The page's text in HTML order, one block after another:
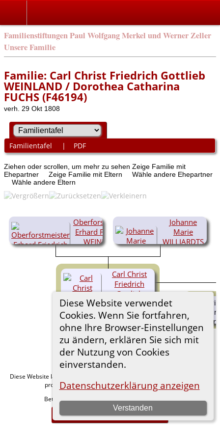
Familienstiftungen Paul Wolfgang Merkel und Werner Zeller
Unsere Familie
Diese Website verwendet
Cookies. Wenn Sie fortfahren,
ohne Ihre Browser-Einstellungen
zu ändern, erklären Sie sich mit
der Nutzung von Cookies
einverstanden.
Datenschutzerklärung anzeigen
Verstanden
Familie: Carl Christ Friedrich Gottlieb
WEINLAND / Dorothea Catharina
FUCHS (F46194)
verh. 29 Okt 1808
Familientafel | PDF
Ziehen oder scrollen, um mehr zu sehen Zeige Familie mit
Ehepartner
Zeige Familie mit Eltern
Wähle andere Ehepartner
Wähle andere Eltern
Oberforstmeister
Erhard Friedrich
WEINLAND
(1745-
Johanne
Marie
WILLIARDTS
Karoline Sophie
Johanna
WEINLAND
(1779-
1826)
Carl Christ
Friedrich
Gottlieb
WEINLAND
Diese Website läuft mit
programmiert von Darrin Lythgoe © 2001-2026.
Betreut von
. | .
Zur Desktop-Webseite wechseln